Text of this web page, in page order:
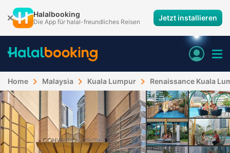
Halalbooking
Die App für halal-freundliches Reisen Jetzt installieren
Home Malaysia Kuala Lumpur Renaissance Kuala